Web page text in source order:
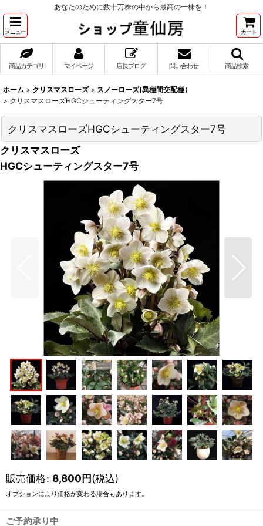
あなたのために数十万株の中から最高の一株を！
メニュー カート
商品カテゴリ マイページ 店長ブログ 問い合わせ 商品検索
ホーム > クリスマスローズ > スノーローズ(異種間交配種）
> クリスマスローズHGCシューティングスター7号
クリスマスローズHGCシューティングスター7号
クリスマスローズ
HGCシューティングスター7号
販売価格: 8,800円(税込)
オプションにより価格が変わる場合もあります。
ご予約承り中